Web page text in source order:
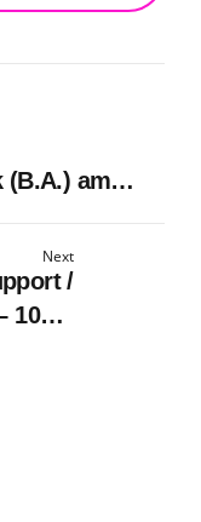
(B.A.) am
Next
/